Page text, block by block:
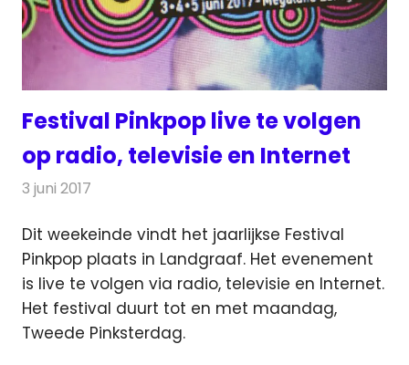
Festival Pinkpop live te volgen
op radio, televisie en Internet
3 juni 2017
Dit weekeinde vindt het jaarlijkse Festival
Pinkpop plaats in Landgraaf. Het evenement
is live te volgen via radio, televisie en Internet.
Het festival duurt tot en met maandag,
Tweede Pinksterdag.